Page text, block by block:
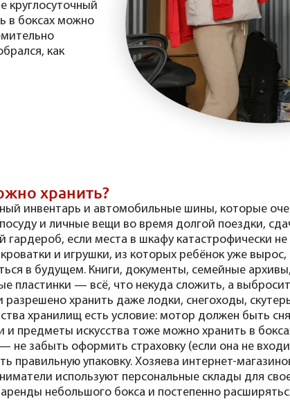
круглосуточный
в боксах можно
как
хранить?
инвентарь и автомобильные шины, которые
и личные вещи во время долгой поездки,
гардероб, если места в шкафу катастрофически не
кроватки и игрушки, из которых ребёнок уже
в будущем. Книги, документы, семейные
пластинки — всё, что некуда сложить, а
разрешено хранить даже лодки, снегоходы,
хранилищ есть условие: мотор должен быть
и предметы искусства тоже можно хранить в
не забыть оформить страховку (если она не
правильную упаковку. Хозяева интернет-
используют персональные склады для
аренды небольшого бокса и постепенно